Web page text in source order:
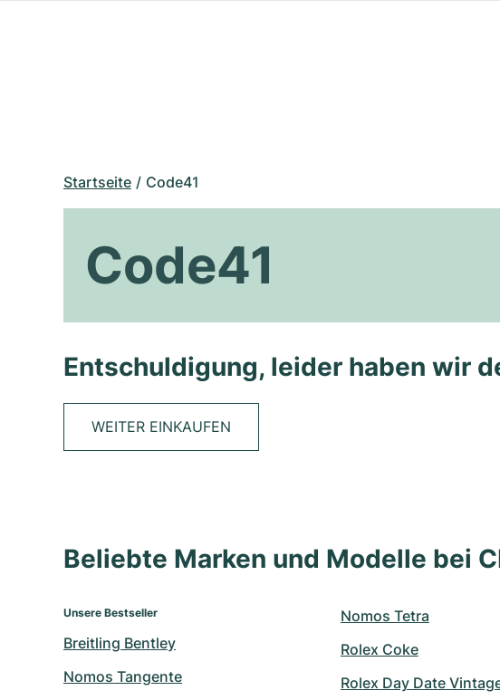
Startseite Code41
Code41
Entschuldigung, leider haben wir
WEITER EINKAUFEN
Beliebte Marken und Modelle bei
Unsere Bestseller
Breitling Bentley
Nomos Tangente
Nomos Tetra
Rolex Coke
Rolex Day Date